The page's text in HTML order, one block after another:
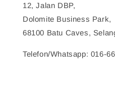
12, Jalan DBP,
Dolomite Business Park,
68100 Batu Caves,
Telefon/Whatsapp: 016-